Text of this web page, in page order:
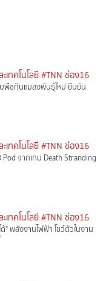
เทคโนโลยี #TNN ช่อง16
พืชกินแมลงพันธุ์ใหม่ ยืนยัน
เทคโนโลยี #TNN ช่อง16
Pod จากเกม Death Stranding
เทคโนโลยี #TNN ช่อง16
พลังงานไฟฟ้า โชว์ตัวในงาน